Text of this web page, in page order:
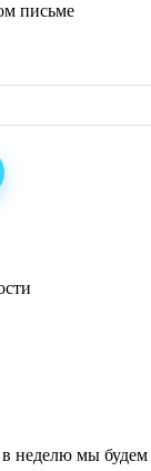
письме
неделю мы будем